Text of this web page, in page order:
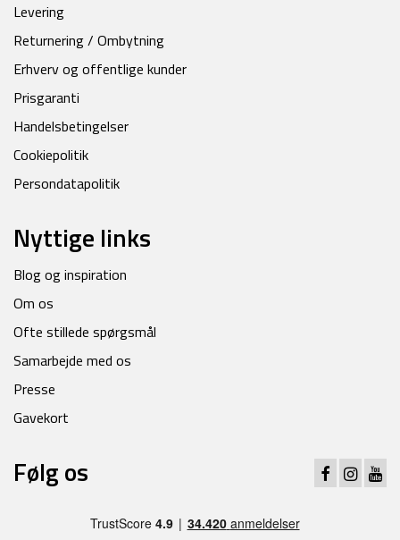
Levering
Returnering / Ombytning
Erhverv og offentlige kunder
Prisgaranti
Handelsbetingelser
Cookiepolitik
Persondatapolitik
Nyttige links
Blog og inspiration
Om os
Ofte stillede spørgsmål
Samarbejde med os
Presse
Gavekort
Følg os